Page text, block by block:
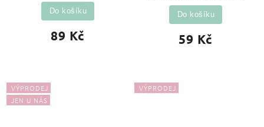
89 Kč
Do košíku
59 Kč
Do košíku
VÝPRODEJ
JEN U NÁS
VÝPRODEJ